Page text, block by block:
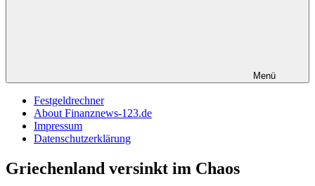
Menü
Festgeldrechner
About Finanznews-123.de
Impressum
Datenschutzerklärung
Griechenland versinkt im Chaos